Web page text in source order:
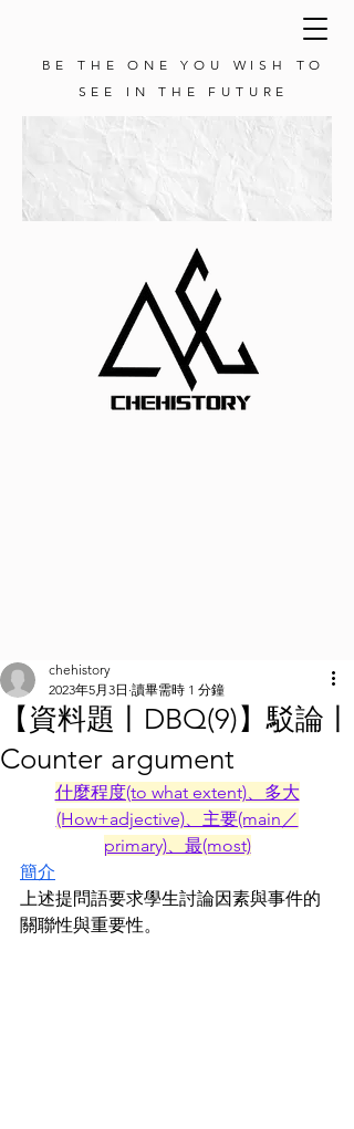
BE THE ONE YOU WISH TO
SEE IN THE FUTURE
【資料題丨DBQ(9)】駁論丨
Counter argument
chehistory
2023年5月3日 讀畢需時 1 分鐘
什麼程度(to what extent)、多大
(How+adjective)、主要(main／
primary)、最(most)
簡介
上述提問語要求學生討論因素與事件的
關聯性與重要性。